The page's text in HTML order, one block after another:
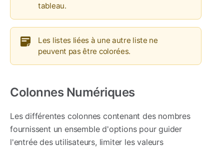
tableau.
Les listes liées à une autre liste ne
peuvent pas être colorées.
Colonnes Numériques
Les différentes colonnes contenant des nombres
fournissent un ensemble d'options pour guider
l'entrée des utilisateurs, limiter les valeurs